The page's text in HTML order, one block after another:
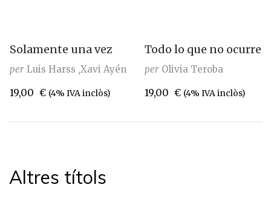
Solamente una vez
per Luis Harss Xavi Ayén
19,00 € (4% IVA inclòs)
Todo lo que no ocurre
per Olivia Teroba
19,00 € (4% IVA inclòs)
Altres títols